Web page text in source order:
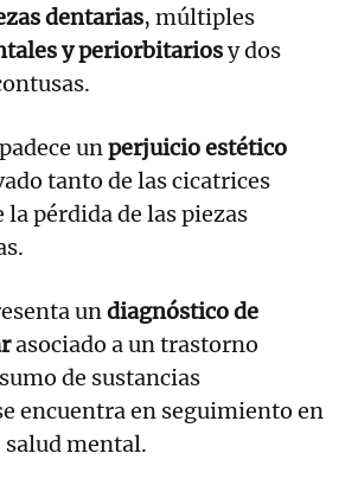
dentarias, múltiples
y periorbitariosy dos
unperjuicio estético
tanto de las cicatrices
pérdida de las piezas
undiagnóstico de
asociado a un trastorno
de sustancias
encuentra en seguimiento en
salud mental.